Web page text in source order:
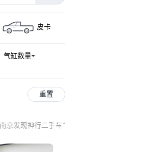
皮卡
气缸数量
重置
南京发现神行二手车”